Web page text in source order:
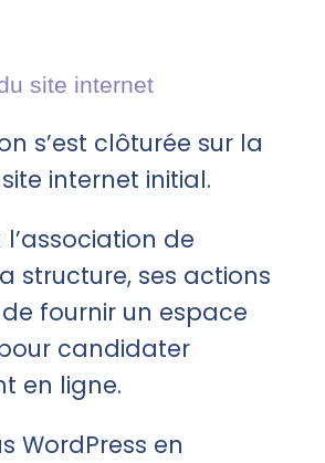
site internet
s’est clôturée sur la
internet initial.
de
structure, ses actions
fournir un espace
candidater
en ligne.
WordPress en